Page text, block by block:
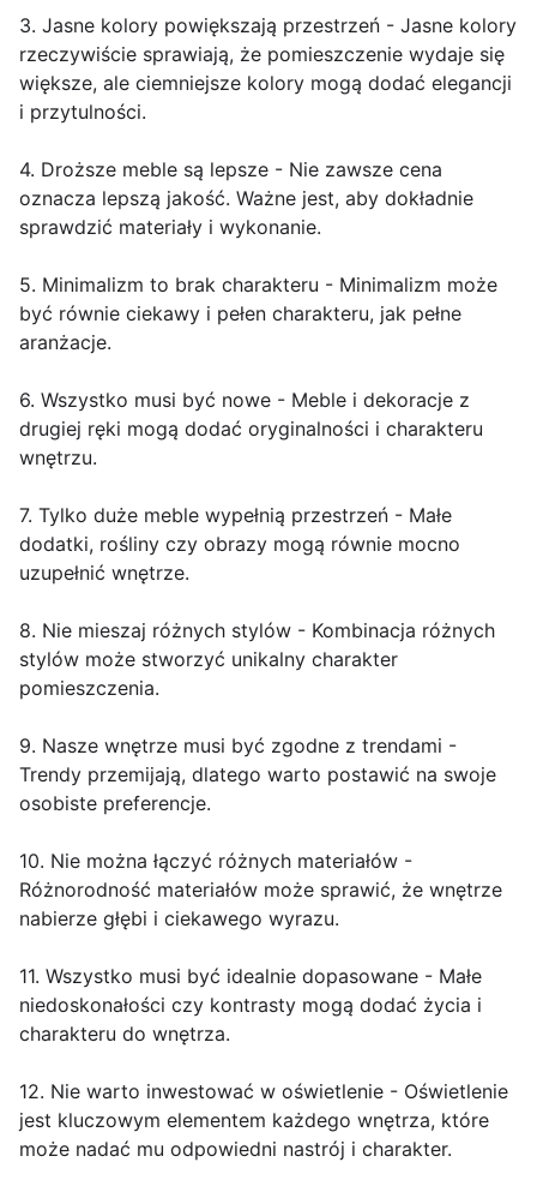
3. Jasne kolory powiększają przestrzeń - Jasne kolory
rzeczywiście sprawiają, że pomieszczenie wydaje się
większe, ale ciemniejsze kolory mogą dodać elegancji
i przytulności.
4. Droższe meble są lepsze - Nie zawsze cena
oznacza lepszą jakość. Ważne jest, aby dokładnie
sprawdzić materiały i wykonanie.
5. Minimalizm to brak charakteru - Minimalizm może
być równie ciekawy i pełen charakteru, jak pełne
aranżacje.
6. Wszystko musi być nowe - Meble i dekoracje z
drugiej ręki mogą dodać oryginalności i charakteru
wnętrzu.
7. Tylko duże meble wypełnią przestrzeń - Małe
dodatki, rośliny czy obrazy mogą równie mocno
uzupełnić wnętrze.
8. Nie mieszaj różnych stylów - Kombinacja różnych
stylów może stworzyć unikalny charakter
pomieszczenia.
9. Nasze wnętrze musi być zgodne z trendami -
Trendy przemijają, dlatego warto postawić na swoje
osobiste preferencje.
10. Nie można łączyć różnych materiałów -
Różnorodność materiałów może sprawić, że wnętrze
nabierze głębi i ciekawego wyrazu.
11. Wszystko musi być idealnie dopasowane - Małe
niedoskonałości czy kontrasty mogą dodać życia i
charakteru do wnętrza.
12. Nie warto inwestować w oświetlenie - Oświetlenie
jest kluczowym elementem każdego wnętrza, które
może nadać mu odpowiedni nastrój i charakter.